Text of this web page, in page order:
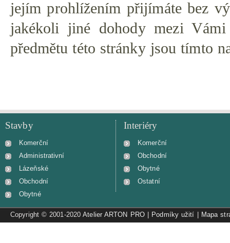
jejím prohlížením přijímáte bez
jakékoli jiné dohody mezi
předmětu této stránky jsou tímto
Stavby
Komerční
Administrativní
Lázeňské
Obchodní
Obytné
Interiéry
Komerční
Obchodní
Obytné
Ostatní
Copyright © 2001-2020Atelier ARTON PRO| Podmíky užití Mapa